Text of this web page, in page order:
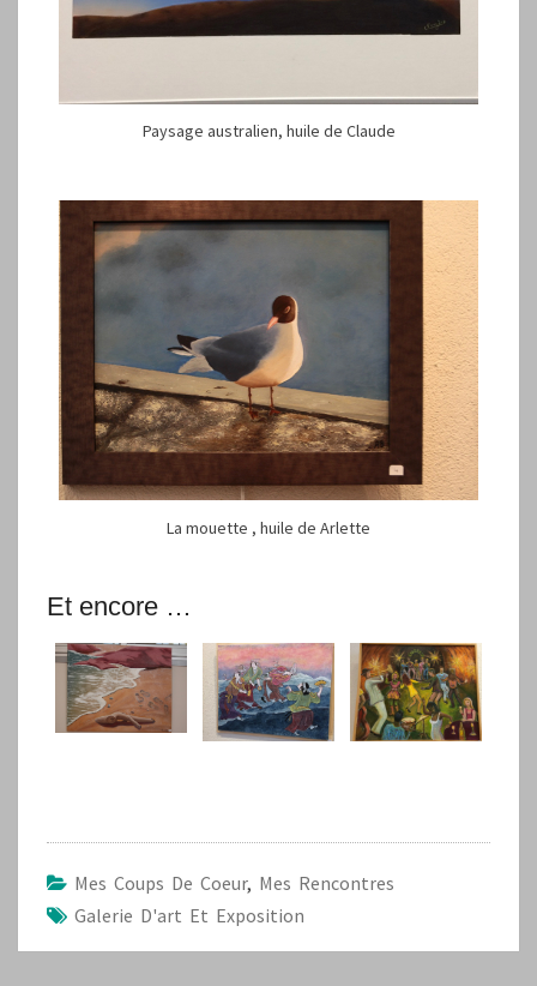
Paysage australien, huile de Claude
La mouette , huile de Arlette
Et encore …
Mes Coups De Coeur, Mes Rencontres
Galerie D'art Et Exposition